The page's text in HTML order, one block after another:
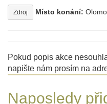
Zdroj Místo konání:
Pokud popis akce
napište nám prosím na
Naposledy